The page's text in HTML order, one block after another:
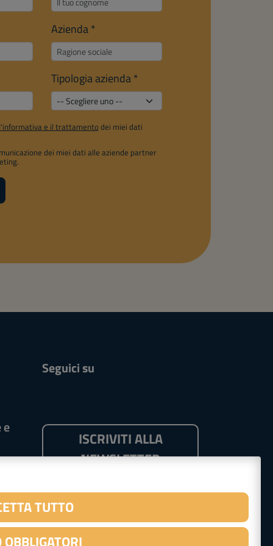
Azienda*
Tipologia azienda*
l'informativa e il trattamento dei miei dati
dei miei dati alle aziende partner
e
Seguici su
ISCRIVITI ALLA
NEWSLETTER
TUTTO
OBBLIGATORI